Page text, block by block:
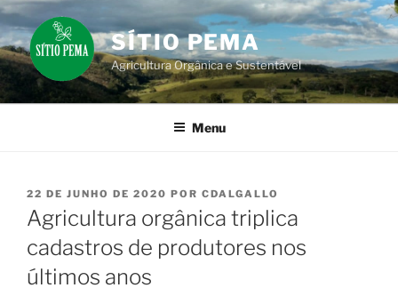
Pular
para
o
conteúdo
SÍTIO PEMA
Agricultura Orgânica e Sustentável
Menu
PUBLICADO
EM
22 DE JUNHO DE 2020 POR CDALGALLO
Agricultura orgânica triplica
cadastros de produtores nos
últimos anos